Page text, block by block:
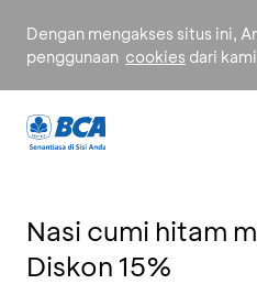
Dengan mengakses situs ini,
penggunaan cookies dari
Nasi cumi hitam
Diskon 15%